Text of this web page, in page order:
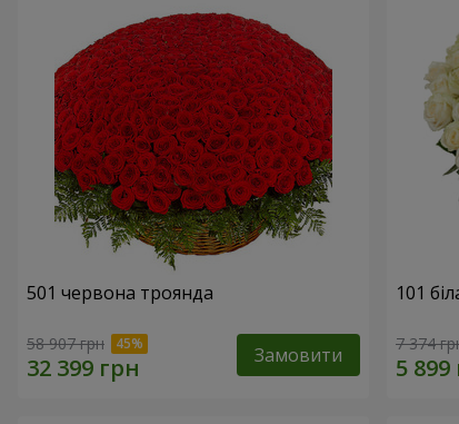
501 червона троянда
58 907 грн Замовити
101
7 374